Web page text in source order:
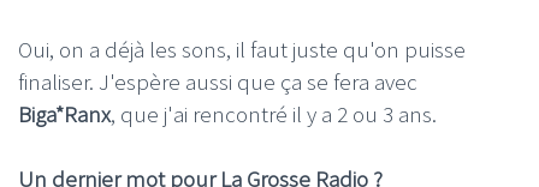
Oui, on a déjà les sons, il faut juste qu'on puisse
finaliser. J'espère aussi que ça se fera avec
Biga*Ranx, que j'ai rencontré il y a 2 ou 3 ans.
Un dernier mot pour La Grosse Radio ?